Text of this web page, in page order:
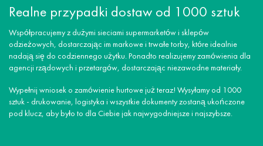
Realne przypadki dostaw od 1000 sztuk
Współpracujemy z dużymi sieciami supermarketów i sklepów
odzieżowych, dostarczając im markowe i trwałe torby, które idealnie
nadają się do codziennego użytku. Ponadto realizujemy zamówienia dla
agencji rządowych i przetargów, dostarczając niezawodne materiały.
Wypełnij wniosek o zamówienie hurtowe już teraz! Wysyłamy od 1000
sztuk - drukowanie, logistyka i wszystkie dokumenty zostaną ukończone
pod klucz, aby było to dla Ciebie jak najwygodniejsze i najszybsze.